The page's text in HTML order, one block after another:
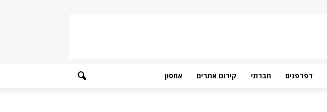
דפדפנים חברתי קידום אתרים אחסון